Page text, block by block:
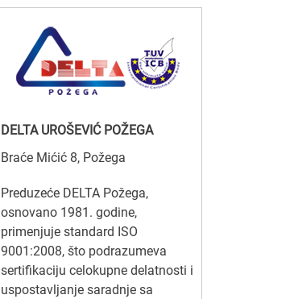
DELTA UROŠEVIĆ POŽEGA
Braće Mićić 8, Požega
Preduzeće DELTA Požega,
osnovano 1981. godine,
primenjuje standard ISO
9001:2008, što podrazumeva
sertifikaciju celokupne delatnosti i
uspostavljanje saradnje sa